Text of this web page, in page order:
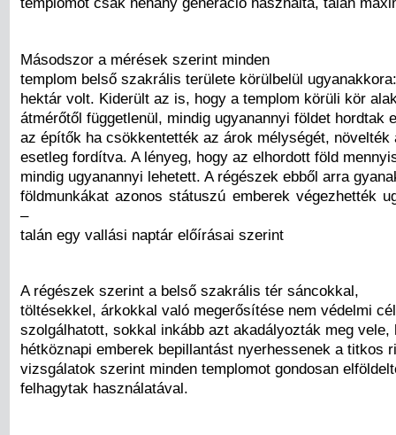
Másodszor a mérések szerint minden
templom belső szakrális területe körülbelül
hektár volt. Kiderült az is, hogy a templom körüli kör
átmérőtől függetlenül, mindig ugyanannyi földet hordtak
az építők ha csökkentették az árok mélységét, növelték
esetleg fordítva. A lényeg, hogy az elhordott föld
mindig ugyanannyi lehetett. A régészek ebből arra
földmunkákat azonos státuszú emberek végezhették
–
talán egy vallási naptár előírásai szerint
A régészek szerint a belső szakrális tér sáncokkal,
töltésekkel, árkokkal való megerősítése nem védelmi
szolgálhatott, sokkal inkább azt akadályozták meg vele,
hétköznapi emberek bepillantást nyerhessenek a titkos
vizsgálatok szerint minden templomot gondosan
felhagytak használatával.